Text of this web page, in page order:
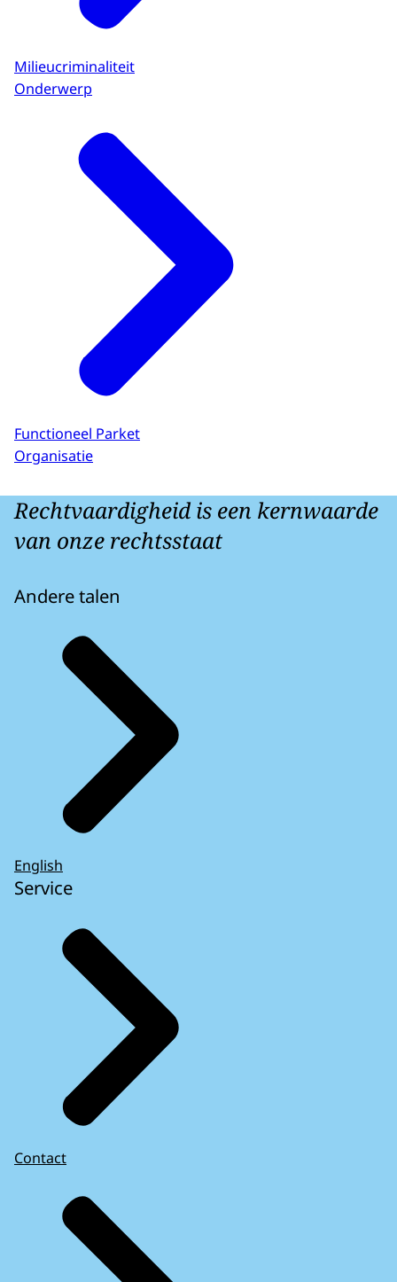
Milieucriminaliteit
Onderwerp
Functioneel Parket
Organisatie
Rechtvaardigheid is een kernwaarde
van onze rechtsstaat
Andere talen
English
Service
Contact